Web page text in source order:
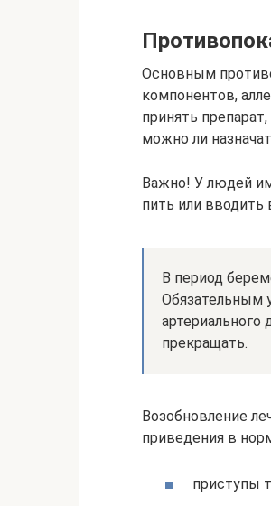
Основным
компонентов,
принять
можно ли
Важно! У людей
пить или вводить
В период
Обязательным
прекращать.
Возобновление
приведения в
приступы